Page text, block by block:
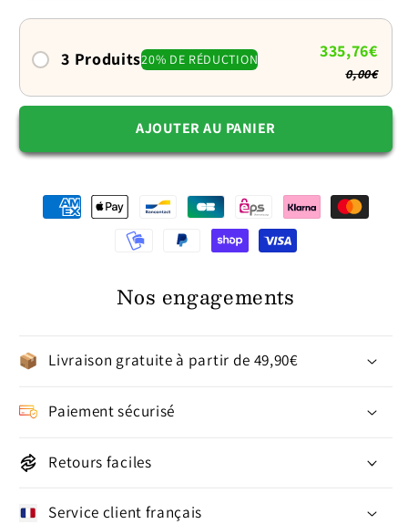
douillet
douillet
3 Produits20% DE RÉDUCTION 335,76€
0,00€
AJOUTER AU PANIER
Nos engagements
Livraison gratuite à partir de 49,90€
Paiement sécurisé
Retours faciles
Service client français